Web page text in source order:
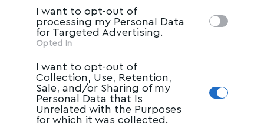
I want to opt-out of
processing my Personal Data
for Targeted Advertising.
Opted In
I want to opt-out of
Collection, Use, Retention,
Sale, and/or Sharing of my
Personal Data that Is
Unrelated with the Purposes
for which it was collected.